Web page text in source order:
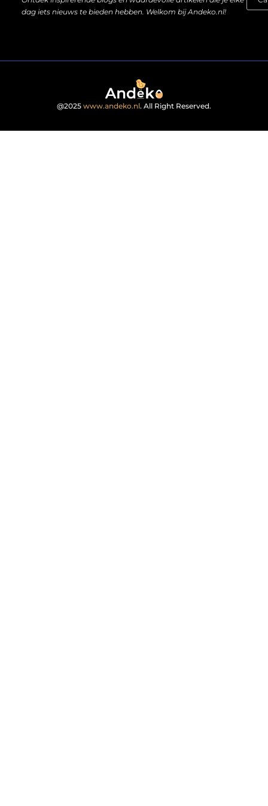
dag iets nieuws te bieden hebben. Welkom bij Andeko.nl!
@2025 www.andeko.nl. All Right Reserved.